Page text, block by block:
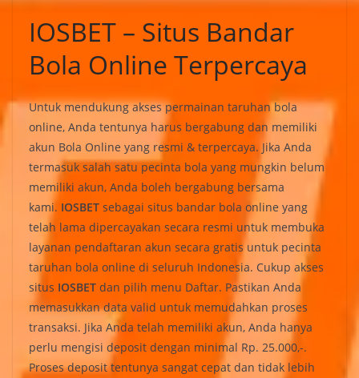
IOSBET – Situs Bandar
Bola Online Terpercaya
Untuk mendukung akses permainan taruhan bola
online, Anda tentunya harus bergabung dan memiliki
akun Bola Online yang resmi & terpercaya. Jika Anda
termasuk salah satu pecinta bola yang mungkin belum
memiliki akun, Anda boleh bergabung bersama
kami. IOSBET sebagai situs bandar bola online yang
telah lama dipercayakan secara resmi untuk membuka
layanan pendaftaran akun secara gratis untuk pecinta
taruhan bola online di seluruh Indonesia. Cukup akses
situs IOSBET dan pilih menu Daftar. Pastikan Anda
memasukkan data valid untuk memudahkan proses
transaksi. Jika Anda telah memiliki akun, Anda hanya
perlu mengisi deposit dengan minimal Rp. 25.000,-.
Proses deposit tentunya sangat cepat dan tidak lebih